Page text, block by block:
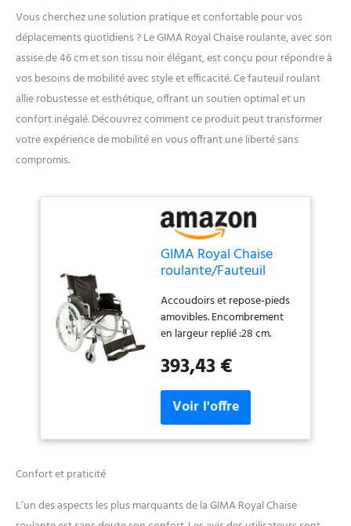
Vous cherchez une solution pratique et confortable pour vos
déplacements quotidiens ? Le GIMA Royal Chaise roulante, avec son
assise de 46 cm et son tissu noir élégant, est conçu pour répondre à
vos besoins de mobilité avec style et efficacité. Ce fauteuil roulant
allie robustesse et esthétique, offrant un soutien optimal et un
confort inégalé. Découvrez comment ce produit peut transformer
votre expérience de mobilité en vous offrant une liberté sans
compromis.
GIMA Royal Chaise
roulante/Fauteuil
cm, tissu noir
Accoudoirs et repose-pieds
amovibles. Encombrement
en largeur replié :28 cm.
393,43 €
Confort et praticité
L’un des aspects les plus marquants de la GIMA Royal Chaise